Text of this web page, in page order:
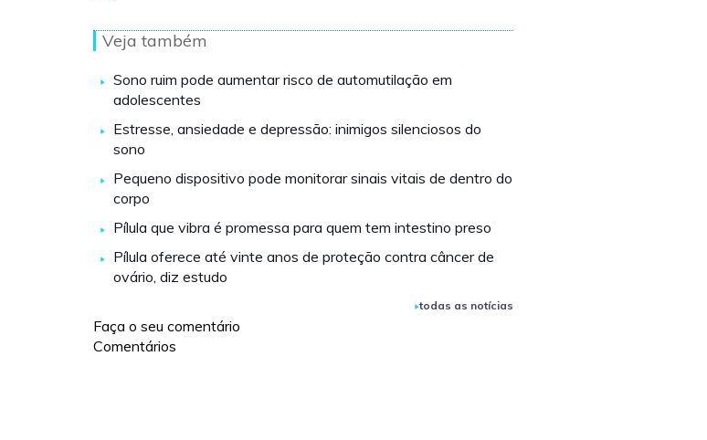
Veja também
Sono ruim pode aumentar risco de automutilação em
adolescentes
Estresse, ansiedade e depressão: inimigos silenciosos do
sono
Pequeno dispositivo pode monitorar sinais vitais de dentro do
corpo
Pílula que vibra é promessa para quem tem intestino preso
Pílula oferece até vinte anos de proteção contra câncer de
ovário, diz estudo
todas as notícias
Faça o seu comentário
Comentários